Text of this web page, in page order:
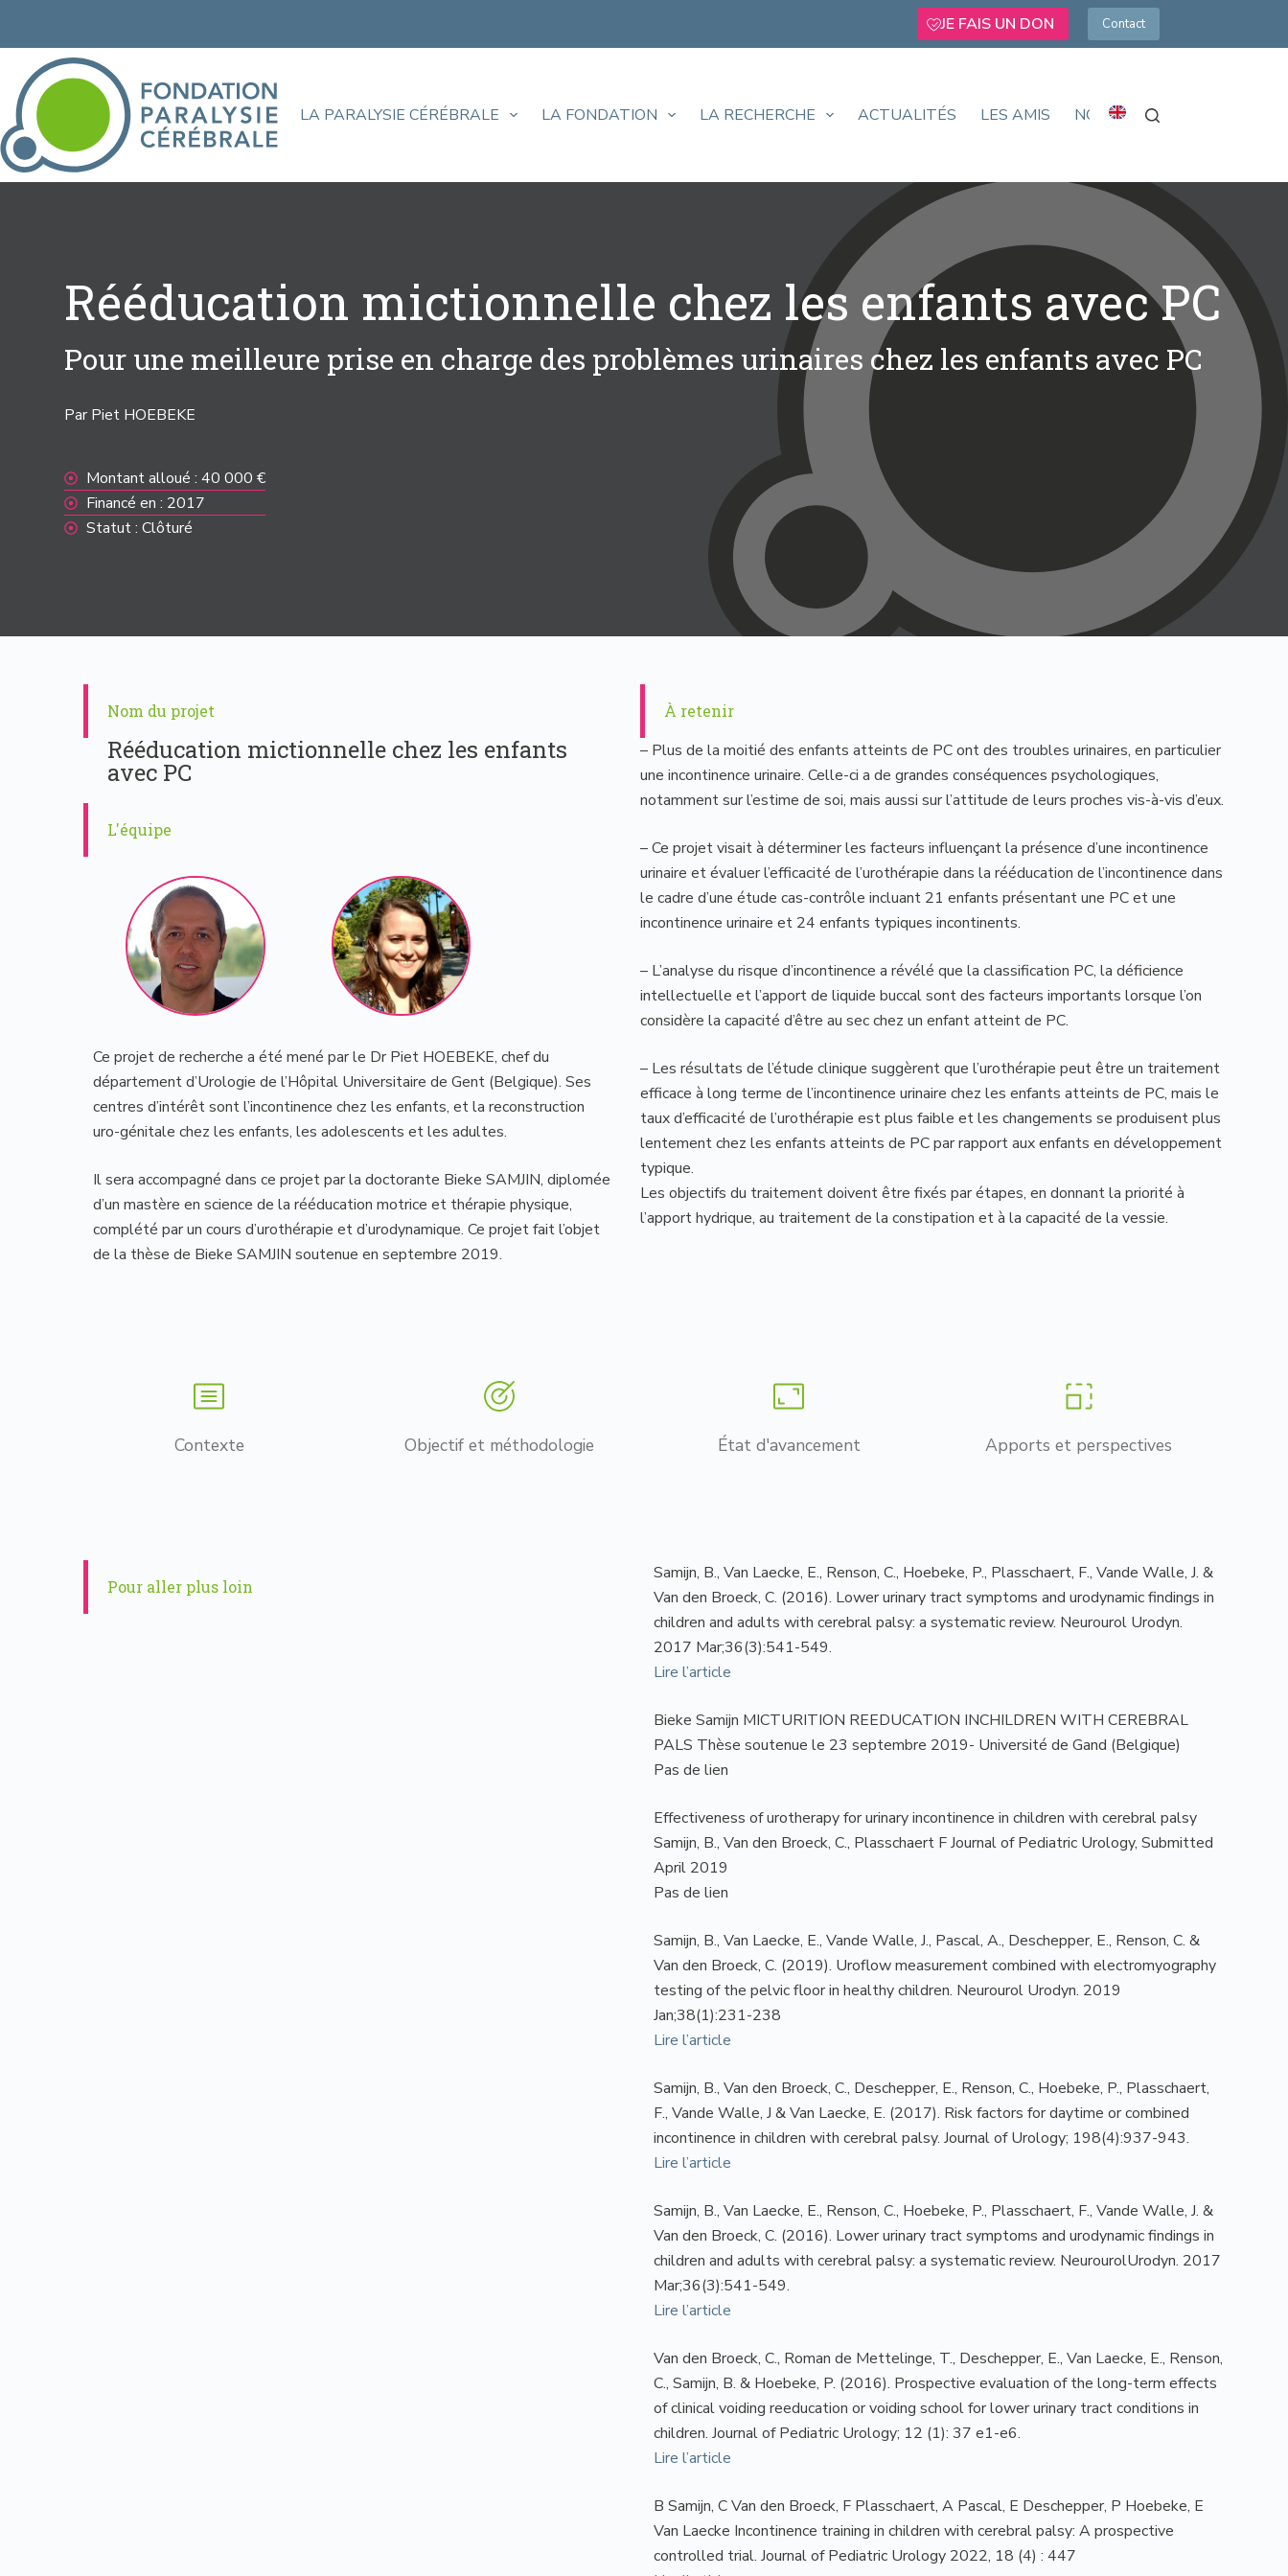
JE FAIS UN DON Contact
LA PARALYSIE CÉRÉBRALE LA FONDATION LA RECHERCHE ACTUALITÉS LES AMIS NOUS SOUTENIR
Rééducation mictionnelle chez les enfants avec PC
Pour une meilleure prise en charge des problèmes urinaires chez les enfants avec PC
Par Piet HOEBEKE
Montant alloué : 40 000 €
Financé en : 2017
Statut : Clôturé
Nom du projet
Rééducation mictionnelle chez les enfants
avec PC
L'équipe
Ce projet de recherche a été mené par le Dr Piet HOEBEKE, chef du
département d’Urologie de l’Hôpital Universitaire de Gent (Belgique). Ses
centres d’intérêt sont l’incontinence chez les enfants, et la reconstruction
uro-génitale chez les enfants, les adolescents et les adultes.
Il sera accompagné dans ce projet par la doctorante Bieke SAMJIN, diplomée
d’un mastère en science de la rééducation motrice et thérapie physique,
complété par un cours d’urothérapie et d’urodynamique. Ce projet fait l’objet
de la thèse de Bieke SAMJIN soutenue en septembre 2019.
À retenir
– Plus de la moitié des enfants atteints de PC ont des troubles urinaires, en particulier
une incontinence urinaire. Celle-ci a de grandes conséquences psychologiques,
notamment sur l’estime de soi, mais aussi sur l’attitude de leurs proches vis-à-vis d’eux.
– Ce projet visait à déterminer les facteurs influençant la présence d’une incontinence
urinaire et évaluer l’efficacité de l’urothérapie dans la rééducation de l’incontinence dans
le cadre d’une étude cas-contrôle incluant 21 enfants présentant une PC et une
incontinence urinaire et 24 enfants typiques incontinents.
– L’analyse du risque d’incontinence a révélé que la classification PC, la déficience
intellectuelle et l’apport de liquide buccal sont des facteurs importants lorsque l’on
considère la capacité d’être au sec chez un enfant atteint de PC.
– Les résultats de l’étude clinique suggèrent que l’urothérapie peut être un traitement
efficace à long terme de l’incontinence urinaire chez les enfants atteints de PC, mais le
taux d’efficacité de l’urothérapie est plus faible et les changements se produisent plus
lentement chez les enfants atteints de PC par rapport aux enfants en développement
typique.
Les objectifs du traitement doivent être fixés par étapes, en donnant la priorité à
l’apport hydrique, au traitement de la constipation et à la capacité de la vessie.
Contexte Objectif et méthodologie État d'avancement Apports et perspectives
Pour aller plus loin
Samijn, B., Van Laecke, E., Renson, C., Hoebeke, P., Plasschaert, F., Vande Walle, J. &
Van den Broeck, C. (2016). Lower urinary tract symptoms and urodynamic findings in
children and adults with cerebral palsy: a systematic review. Neurourol Urodyn.
2017 Mar;36(3):541-549.
Lire l’article
Bieke Samijn MICTURITION REEDUCATION INCHILDREN WITH CEREBRAL
PALS Thèse soutenue le 23 septembre 2019- Université de Gand (Belgique)
Pas de lien
Effectiveness of urotherapy for urinary incontinence in children with cerebral palsy
Samijn, B., Van den Broeck, C., Plasschaert F Journal of Pediatric Urology, Submitted
April 2019
Pas de lien
Samijn, B., Van Laecke, E., Vande Walle, J., Pascal, A., Deschepper, E., Renson, C. &
Van den Broeck, C. (2019). Uroflow measurement combined with electromyography
testing of the pelvic floor in healthy children. Neurourol Urodyn. 2019
Jan;38(1):231-238
Lire l’article
Samijn, B., Van den Broeck, C., Deschepper, E., Renson, C., Hoebeke, P., Plasschaert,
F., Vande Walle, J & Van Laecke, E. (2017). Risk factors for daytime or combined
incontinence in children with cerebral palsy. Journal of Urology; 198(4):937-943.
Lire l’article
Samijn, B., Van Laecke, E., Renson, C., Hoebeke, P., Plasschaert, F., Vande Walle, J. &
Van den Broeck, C. (2016). Lower urinary tract symptoms and urodynamic findings in
children and adults with cerebral palsy: a systematic review. NeurourolUrodyn. 2017
Mar;36(3):541-549.
Lire l’article
Van den Broeck, C., Roman de Mettelinge, T., Deschepper, E., Van Laecke, E., Renson,
C., Samijn, B. & Hoebeke, P. (2016). Prospective evaluation of the long-term effects
of clinical voiding reeducation or voiding school for lower urinary tract conditions in
children. Journal of Pediatric Urology; 12 (1): 37 e1-e6.
Lire l’article
B Samijn, C Van den Broeck, F Plasschaert, A Pascal, E Deschepper, P Hoebeke, E
Van Laecke Incontinence training in children with cerebral palsy: A prospective
controlled trial. Journal of Pediatric Urology 2022, 18 (4) : 447